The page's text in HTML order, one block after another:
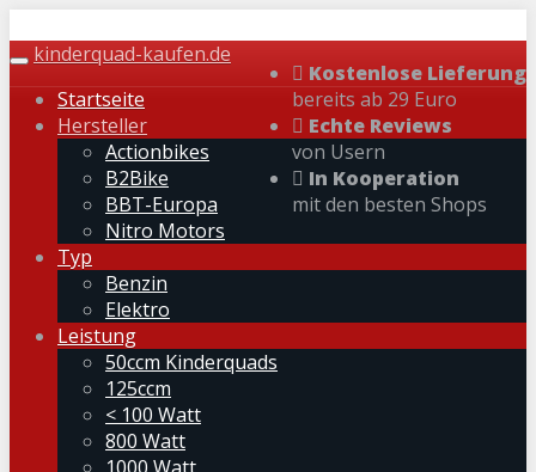
to
content
Kostenlose Lieferung
bereits ab 29 Euro
Echte Reviews
von Usern
In Kooperation
mit den besten Shops
Toggle
navigation
kinderquad-kaufen.de
Startseite
Hersteller
Actionbikes
B2Bike
BBT-Europa
Nitro Motors
Typ
Benzin
Elektro
Leistung
50ccm Kinderquads
125ccm
< 100 Watt
800 Watt